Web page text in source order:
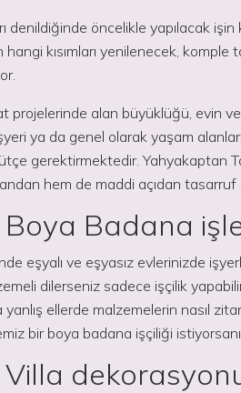
öncelikle yapılacak işin
kısımları yenilenecek, komple
projelerinde alan büyüklüğü, evin
ya da genel olarak yaşam
gerektirmektedir. Yahyakaptan
hem de maddi açıdan
Badana
eşyalı ve eşyasız evlerinizde
dilerseniz sadece işçilik
ellerde malzemelerin nasıl
bir boya badana işçiliği